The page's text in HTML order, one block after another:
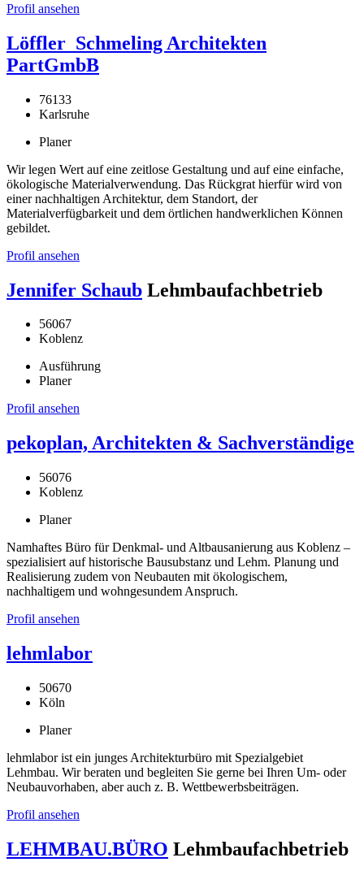
Profil ansehen
Löffler_Schmeling Architekten
PartGmbB
76133
Karlsruhe
Planer
Wir legen Wert auf eine zeitlose Gestaltung und auf eine einfache,
ökologische Materialverwendung. Das Rückgrat hierfür wird von
einer nachhaltigen Architektur, dem Standort, der
Materialverfügbarkeit und dem örtlichen handwerklichen Können
gebildet.
Profil ansehen
Jennifer Schaub Lehmbaufachbetrieb
56067
Koblenz
Ausführung
Planer
Profil ansehen
pekoplan, Architekten & Sachverständige
56076
Koblenz
Planer
Namhaftes Büro für Denkmal- und Altbausanierung aus Koblenz –
spezialisiert auf historische Bausubstanz und Lehm. Planung und
Realisierung zudem von Neubauten mit ökologischem,
nachhaltigem und wohngesundem Anspruch.
Profil ansehen
lehmlabor
50670
Köln
Planer
lehmlabor ist ein junges Architekturbüro mit Spezialgebiet
Lehmbau. Wir beraten und begleiten Sie gerne bei Ihren Um- oder
Neubauvorhaben, aber auch z. B. Wettbewerbsbeiträgen.
Profil ansehen
LEHMBAU.BÜRO Lehmbaufachbetrieb